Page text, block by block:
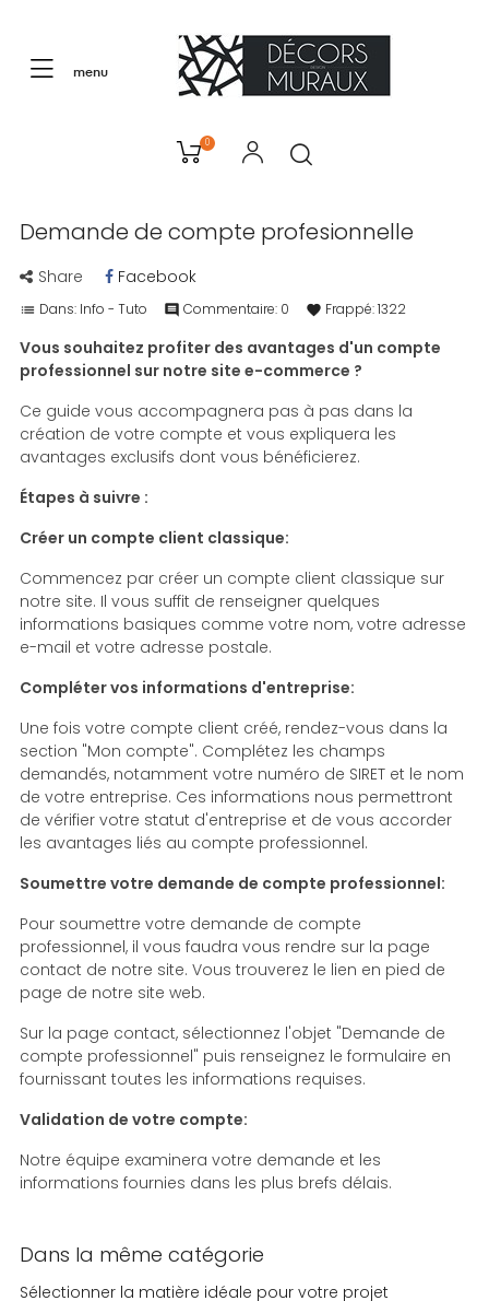
menu
0
Demande de compte profesionnelle
Share Facebook
list Dans: Info - Tuto comment Commentaire: 0 favorite Frappé:1322
Vous souhaitez profiter des avantages d'un compte
professionnel sur notre site e-commerce ?
Ce guide vous accompagnera pas à pas dans la
création de votre compte et vous expliquera les
avantages exclusifs dont vous bénéficierez.
Étapes à suivre :
Créer un compte client classique:
Commencez par créer un compte client classique sur
notre site. Il vous suffit de renseigner quelques
informations basiques comme votre nom, votre adresse
e-mail et votre adresse postale.
Compléter vos informations d'entreprise:
Une fois votre compte client créé, rendez-vous dans la
section "Mon compte". Complétez les champs
demandés, notamment votre numéro de SIRET et le nom
de votre entreprise. Ces informations nous permettront
de vérifier votre statut d'entreprise et de vous accorder
les avantages liés au compte professionnel.
Soumettre votre demande de compte professionnel:
Pour soumettre votre demande de compte
professionnel, il vous faudra vous rendre sur la page
contact de notre site. Vous trouverez le lien en pied de
page de notre site web.
Sur la page contact, sélectionnez l'objet "Demande de
compte professionnel" puis renseignez le formulaire en
fournissant toutes les informations requises.
Validation de votre compte:
Notre équipe examinera votre demande et les
informations fournies dans les plus brefs délais.
Dans la même catégorie
Sélectionner la matière idéale pour votre projet